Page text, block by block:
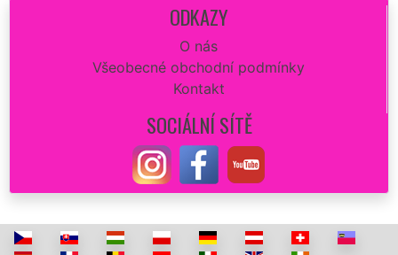
ODKAZY
O nás
Všeobecné obchodní podmínky
Kontakt
SOCIÁLNÍ SÍTĚ